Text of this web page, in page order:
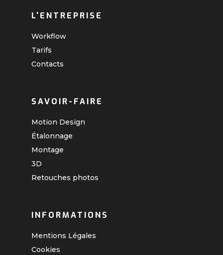
L'ENTREPRISE
Workflow
Tarifs
Contacts
SAVOIR-FAIRE
Motion Design
Étalonnage
Montage
3D
Retouches photos
INFORMATIONS
Mentions Légales
Cookies